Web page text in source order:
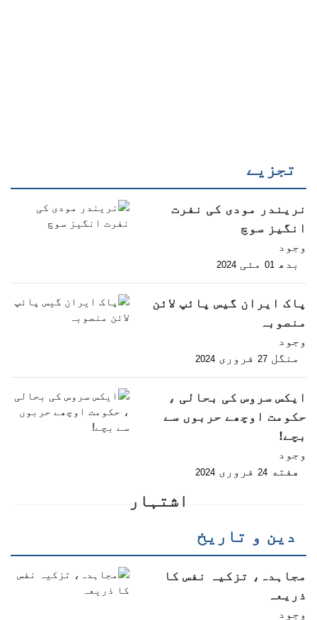
تجزیے
نریندر مودی کی نفرت
انگیز سوچ
وجود
بدھ
01 مئی 2024
پاک ایران گیس پائپ لائن
منصوبہ
وجود
منگل 27 فروری 2024
ایکس سروس کی بحالی ،
حکومت اوچھے حربوں سے
بچے!
وجود
هفته 24 فروری 2024
اشتہار
دین و تاریخ
مجاہدہ، تزکیہ نفس کا
ذریعہ
وجود